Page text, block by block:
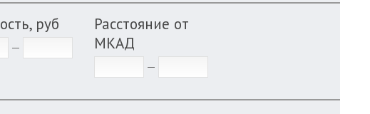
руб
Расстояние от
МКАД